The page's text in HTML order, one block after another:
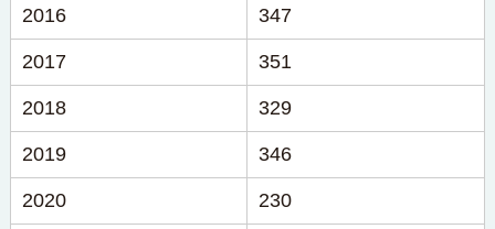
2016 347
2017 351
2018 329
2019 346
2020 230